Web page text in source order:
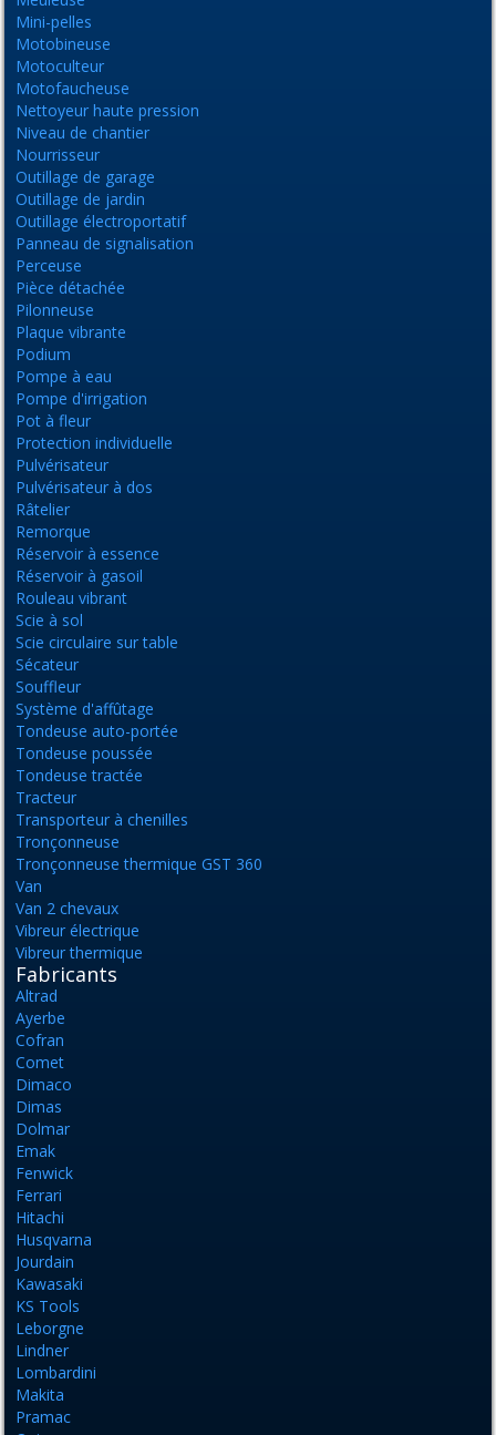
Mini-pelles
Motobineuse
Motoculteur
Motofaucheuse
Nettoyeur haute pression
Niveau de chantier
Nourrisseur
Outillage de garage
Outillage de jardin
Outillage électroportatif
Panneau de signalisation
Perceuse
Pièce détachée
Pilonneuse
Plaque vibrante
Podium
Pompe à eau
Pompe d'irrigation
Pot à fleur
Protection individuelle
Pulvérisateur
Pulvérisateur à dos
Râtelier
Remorque
Réservoir à essence
Réservoir à gasoil
Rouleau vibrant
Scie à sol
Scie circulaire sur table
Sécateur
Souffleur
Système d'affûtage
Tondeuse auto-portée
Tondeuse poussée
Tondeuse tractée
Tracteur
Transporteur à chenilles
Tronçonneuse
Tronçonneuse thermique GST 360
Van
Van 2 chevaux
Vibreur électrique
Vibreur thermique
Fabricants
Altrad
Ayerbe
Cofran
Comet
Dimaco
Dimas
Dolmar
Emak
Fenwick
Ferrari
Hitachi
Husqvarna
Jourdain
Kawasaki
KS Tools
Leborgne
Lindner
Lombardini
Makita
Pramac